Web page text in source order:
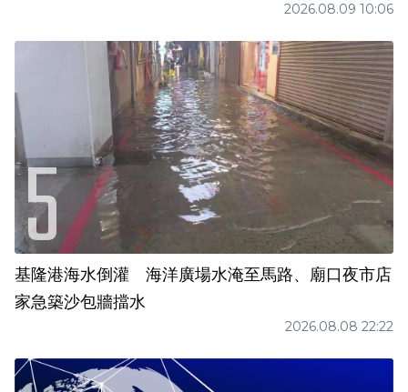
2026.08.09 10:06
基隆港海水倒灌 海洋廣場水淹至馬路、廟口夜市店
家急築沙包牆擋水
2026.08.08 22:22